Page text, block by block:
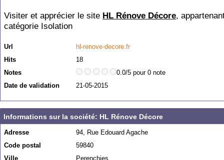
Visiter et apprécier le site HL Rénove Décore,
catégorie Isolation
Url
hl-renove-decore.fr
Hits
18
Notes
0.0/5 pour 0 note
Date de validation
21-05-2015
Informations sur la société: HL Rénove Décore
Adresse
94, Rue Edouard Agache
Code postal
59840
Ville
Perenchies